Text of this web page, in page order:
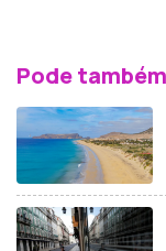
Pode